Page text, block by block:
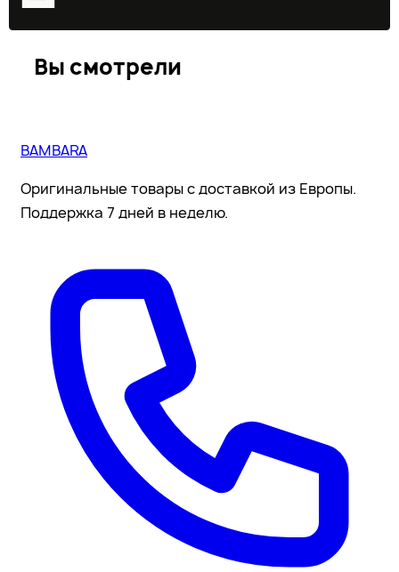
Вы смотрели
BAMBARA
Оригинальные товары с доставкой из Европы.
Поддержка 7 дней в неделю.